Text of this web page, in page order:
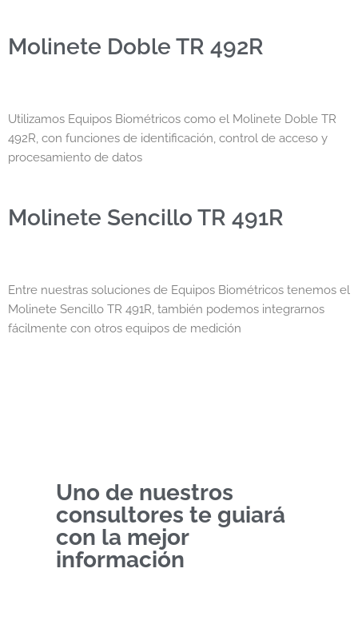
Molinete Doble TR 492R
Utilizamos Equipos Biométricos como el Molinete Doble TR
492R, con funciones de identificación, control de acceso y
procesamiento de datos
Molinete Sencillo TR 491R
Entre nuestras soluciones de Equipos Biométricos tenemos el
Molinete Sencillo TR 491R, también podemos integrarnos
fácilmente con otros equipos de medición
Uno de nuestros
consultores te guiará
con la mejor
información